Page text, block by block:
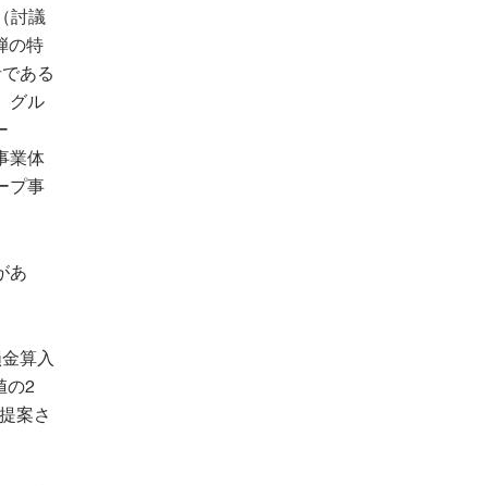
討議
の特
ある
グル
業体
プ事
あ
算入
の2
案さ